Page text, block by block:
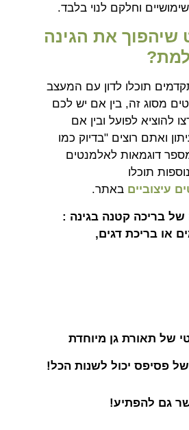
וחלקם לנוי בלבד.
שיהפוך את הגינה
תוכלו לדון עם המעצב
מסוג זה, בין אם יש לכם
להוציא לפועל ובין אם
ואתם רוצים "בדיוק כמו
דוגמאות לאלמנטים
תוכלו
עיצוביים באתר.
של בריכה קטנה בגינה :
או בריכת דגים,
של תאורת גן מיוחדת
פסיפס יכול לשנות הכל!
גם להפתיע!